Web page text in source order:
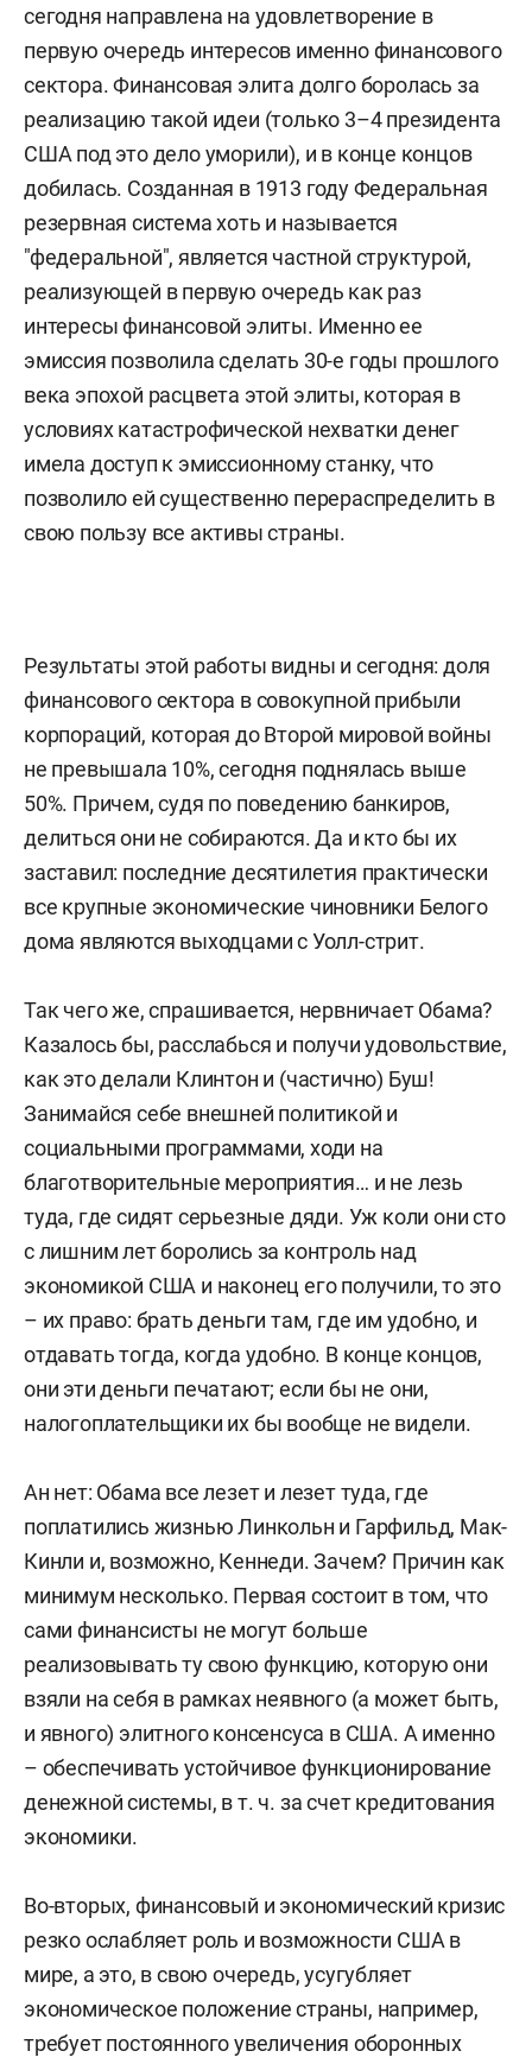
сегодня направлена на удовлетворение в
первую очередь интересов именно финансового
сектора. Финансовая элита долго боролась за
реализацию такой идеи (только 3–4 президента
США под это дело уморили), и в конце концов
добилась. Созданная в 1913 году Федеральная
резервная система хоть и называется
"федеральной", является частной структурой,
реализующей в первую очередь как раз
интересы финансовой элиты. Именно ее
эмиссия позволила сделать 30-е годы прошлого
века эпохой расцвета этой элиты, которая в
условиях катастрофической нехватки денег
имела доступ к эмиссионному станку, что
позволило ей существенно перераспределить в
свою пользу все активы страны.
Результаты этой работы видны и сегодня: доля
финансового сектора в совокупной прибыли
корпораций, которая до Второй мировой войны
не превышала 10%, сегодня поднялась выше
50%. Причем, судя по поведению банкиров,
делиться они не собираются. Да и кто бы их
заставил: последние десятилетия практически
все крупные экономические чиновники Белого
дома являются выходцами с Уолл-стрит.
Так чего же, спрашивается, нервничает Обама?
Казалось бы, расслабься и получи удовольствие,
как это делали Клинтон и (частично) Буш!
Занимайся себе внешней политикой и
социальными программами, ходи на
благотворительные мероприятия… и не лезь
туда, где сидят серьезные дяди. Уж коли они сто
с лишним лет боролись за контроль над
экономикой США и наконец его получили, то это
– их право: брать деньги там, где им удобно, и
отдавать тогда, когда удобно. В конце концов,
они эти деньги печатают; если бы не они,
налогоплательщики их бы вообще не видели.
Ан нет: Обама все лезет и лезет туда, где
поплатились жизнью Линкольн и Гарфильд, Мак-
Кинли и, возможно, Кеннеди. Зачем? Причин как
минимум несколько. Первая состоит в том, что
сами финансисты не могут больше
реализовывать ту свою функцию, которую они
взяли на себя в рамках неявного (а может быть,
и явного) элитного консенсуса в США. А именно
– обеспечивать устойчивое функционирование
денежной системы, в т. ч. за счет кредитования
экономики.
Во-вторых, финансовый и экономический кризис
резко ослабляет роль и возможности США в
мире, а это, в свою очередь, усугубляет
экономическое положение страны, например,
требует постоянного увеличения оборонных